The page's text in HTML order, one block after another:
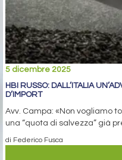
5 dicembre 2025
HBI RUSSO: DALL’ITALIA
D’IMPORT
Avv. Campa: «Non vogliamo
una “quota di salvezza” già
di Federico Fusca